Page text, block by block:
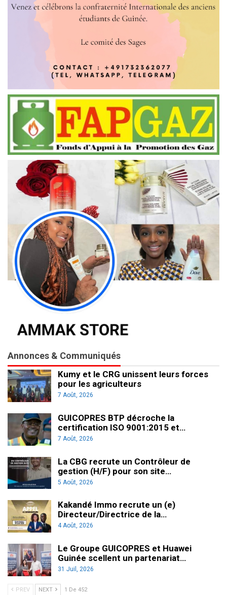
Annonces & Communiqués
Kumy et le CRG unissent leurs forces
pour les agriculteurs
7 Août, 2026
GUICOPRES BTP décroche la
certification ISO 9001:2015 et…
7 Août, 2026
La CBG recrute un Contrôleur de
gestion (H/F) pour son site…
5 Août, 2026
Kakandé Immo recrute un (e)
Directeur/Directrice de la…
4 Août, 2026
Le Groupe GUICOPRES et Huawei
Guinée scellent un partenariat…
31 Juil, 2026
PREV NEXT 1 De 452